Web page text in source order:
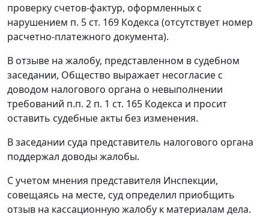
проверку счетов-фактур, оформленных с
нарушением п. 5 ст. 169 Кодекса (отсутствует номер
расчетно-платежного документа).
В отзыве на жалобу, представленном в судебном
заседании, Общество выражает несогласие с
доводом налогового органа о невыполнении
требований п.п. 2 п. 1 ст. 165 Кодекса и просит
оставить судебные акты без изменения.
В заседании суда представитель налогового органа
поддержал доводы жалобы.
С учетом мнения представителя Инспекции,
совещаясь на месте, суд определил приобщить
отзыв на кассационную жалобу к материалам дела.